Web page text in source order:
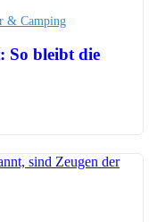
& Camping
So bleibt die